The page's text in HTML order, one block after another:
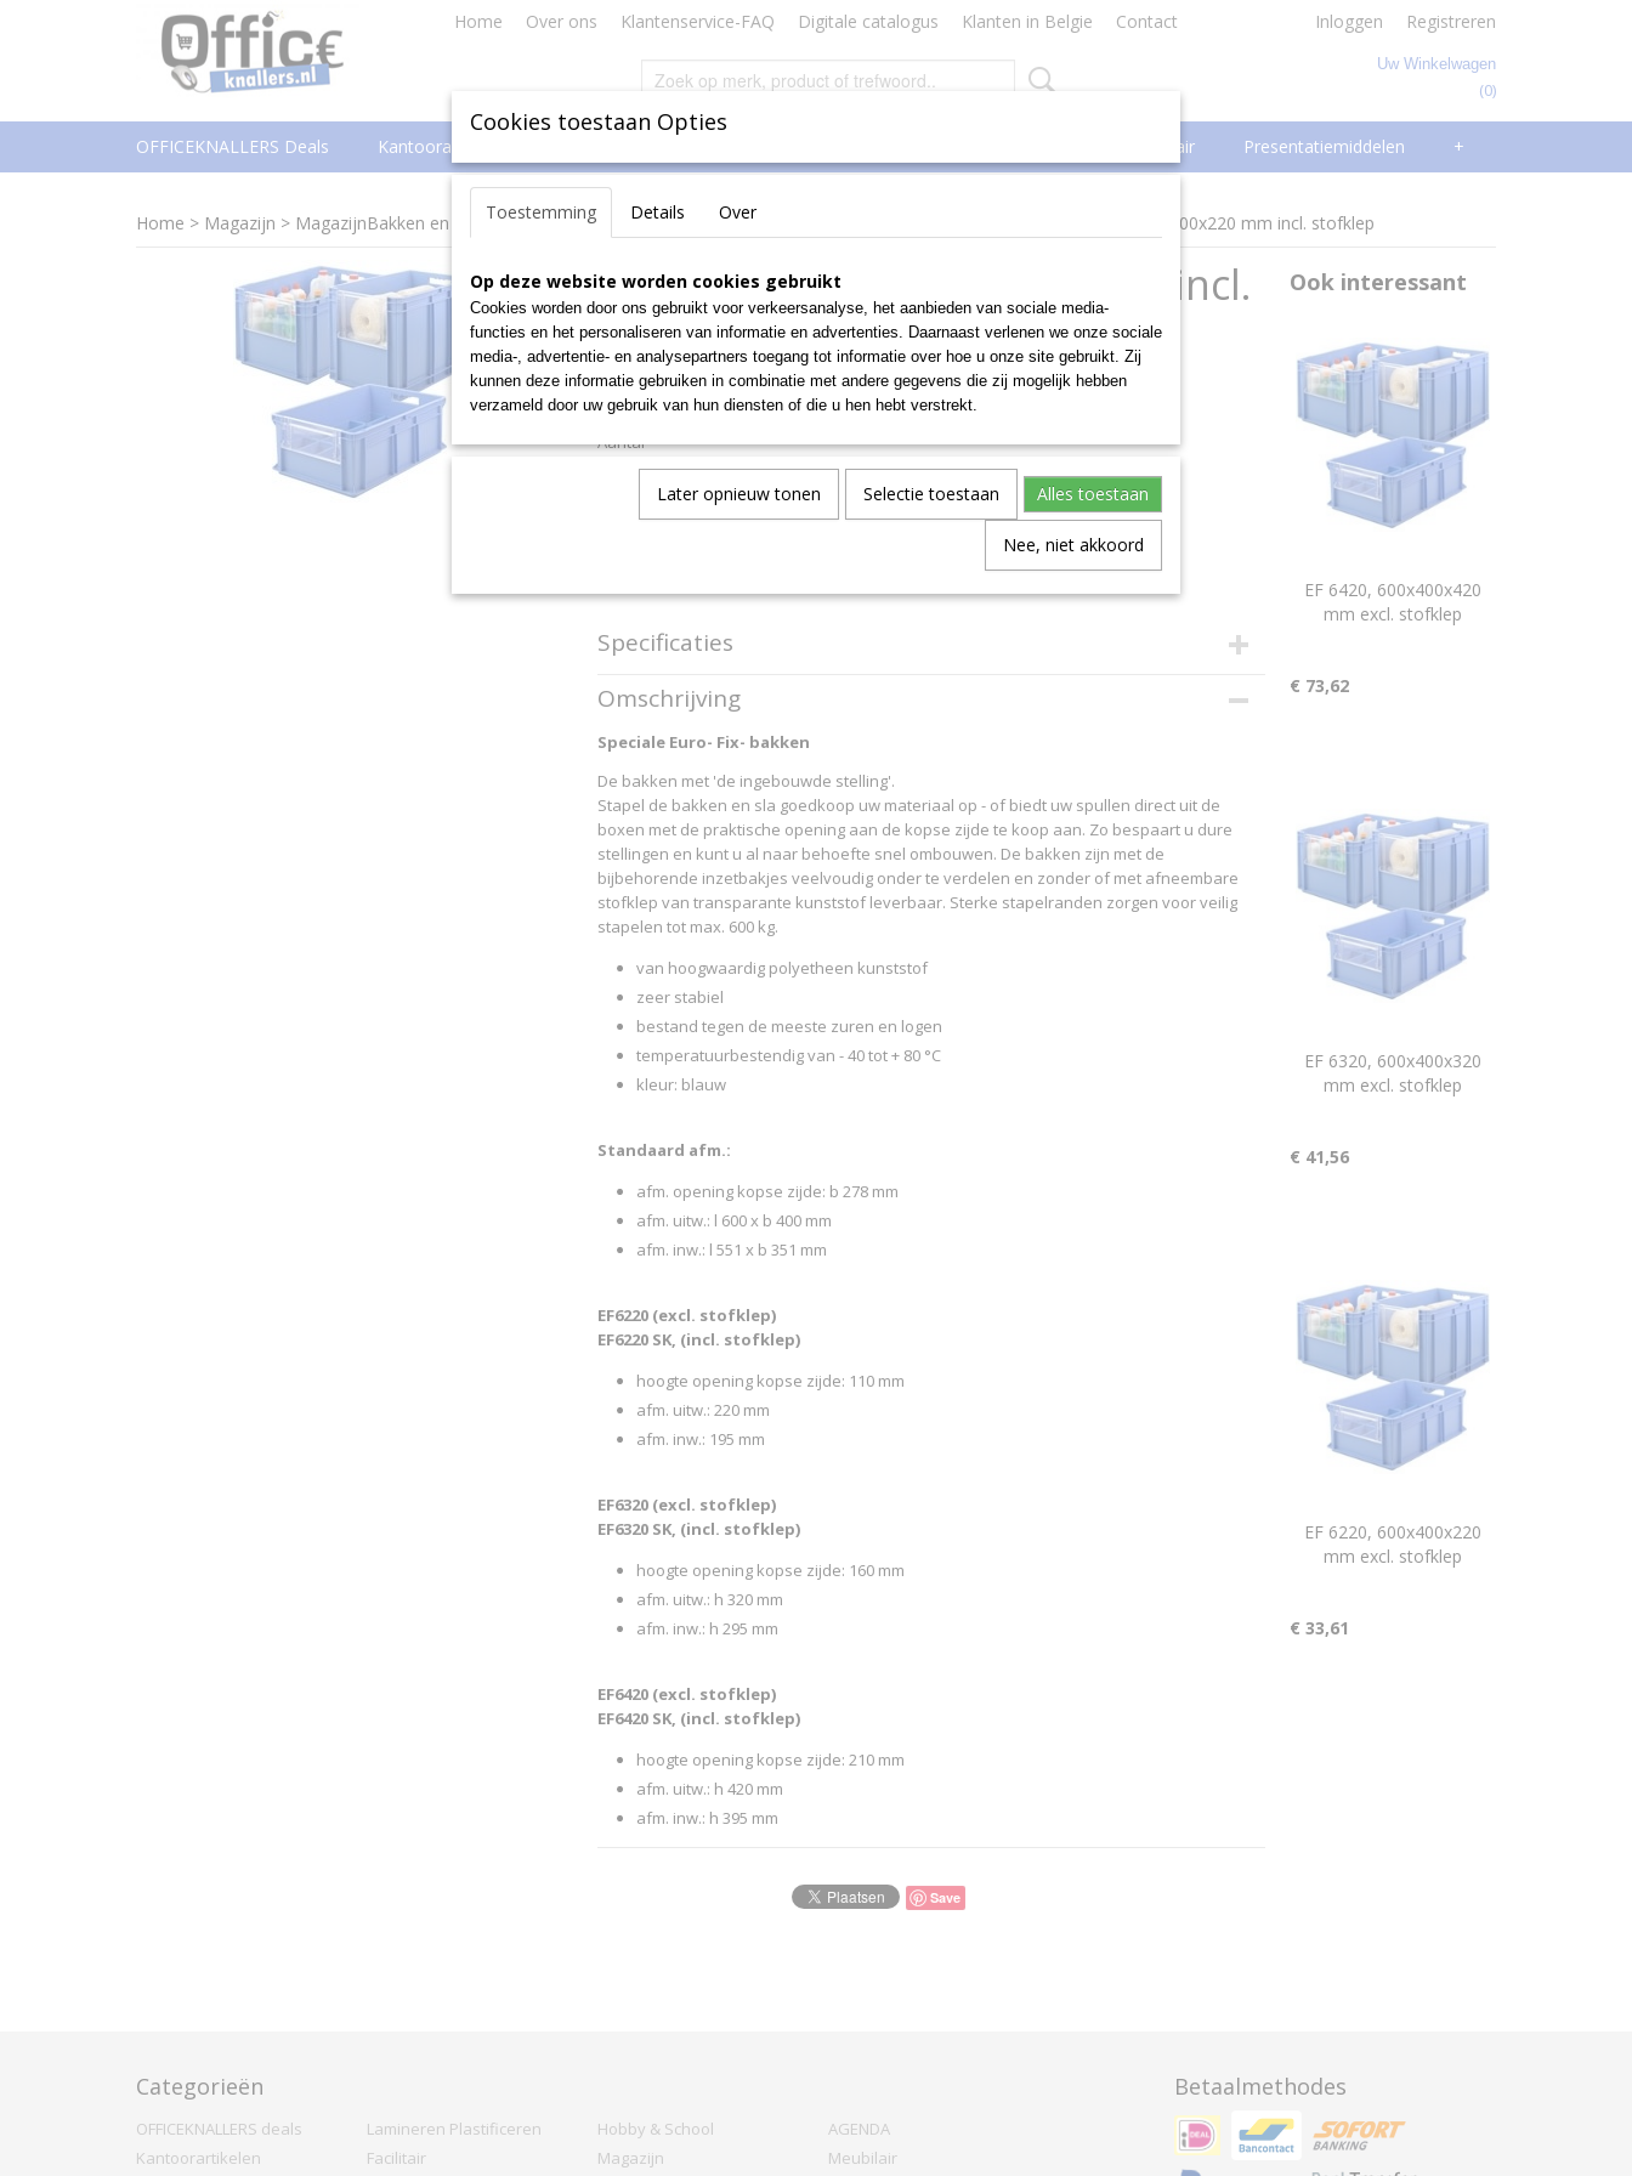
Home Over ons Klantenservice-FAQ Digitale catalogus Klanten in Belgie Contact Inloggen Registreren
Uw Winkelwagen
(0)
OFFICEKNALLERS Deals Kantoorartikelen Facilitair Presentatiemiddelen +
Home > Magazijn > MagazijnBakken en -Boxen>Magazijnbakken>Euro-fix-bakken EF 6220 SK, 600x400x220 mm incl. stofklep
EF 6220 SK, 600x400x220 mm incl.
stofklep
€ 41,56
Aantal
Specificaties
Productcode
Productcode leverancier
Omschrijving
Speciale Euro- Fix- bakken
De bakken met 'de ingebouwde stelling'.
Stapel de bakken en sla goedkoop uw materiaal op - of biedt uw spullen direct uit de
boxen met de praktische opening aan de kopse zijde te koop aan. Zo bespaart u dure
stellingen en kunt u al naar behoefte snel ombouwen. De bakken zijn met de
bijbehorende inzetbakjes veelvoudig onder te verdelen en zonder of met afneembare
stofklep van transparante kunststof leverbaar. Sterke stapelranden zorgen voor veilig
stapelen tot max. 600 kg.
van hoogwaardig polyetheen kunststof
zeer stabiel
bestand tegen de meeste zuren en logen
temperatuurbestendig van - 40 tot + 80 °C
kleur: blauw
Standaard afm.:
afm. opening kopse zijde: b 278 mm
afm. uitw.: l 600 x b 400 mm
afm. inw.: l 551 x b 351 mm
EF6220 (excl. stofklep)
EF6220 SK, (incl. stofklep)
hoogte opening kopse zijde: 110 mm
afm. uitw.: 220 mm
afm. inw.: 195 mm
EF6320 (excl. stofklep)
EF6320 SK, (incl. stofklep)
hoogte opening kopse zijde: 160 mm
afm. uitw.: h 320 mm
afm. inw.: h 295 mm
EF6420 (excl. stofklep)
EF6420 SK, (incl. stofklep)
hoogte opening kopse zijde: 210 mm
afm. uitw.: h 420 mm
afm. inw.: h 395 mm
Save
Ook interessant
EF 6420, 600x400x420
mm excl. stofklep
€ 73,62
EF 6320, 600x400x320
mm excl. stofklep
€ 41,56
EF 6220, 600x400x220
mm excl. stofklep
€ 33,61
Categorieën
OFFICEKNALLERS deals
Kantoorartikelen
Lamineren Plastificeren
Facilitair
Hobby & School
Magazijn
AGENDA
Meubilair
Betaalmethodes
Cookies toestaan Opties
Toestemming Details Over
Op deze website worden cookies gebruikt
Cookies worden door ons gebruikt voor verkeersanalyse, het aanbieden van sociale media-
functies en het personaliseren van informatie en advertenties. Daarnaast verlenen we onze sociale
media-, advertentie- en analysepartners toegang tot informatie over hoe u onze site gebruikt. Zij
kunnen deze informatie gebruiken in combinatie met andere gegevens die zij mogelijk hebben
verzameld door uw gebruik van hun diensten of die u hen hebt verstrekt.
Later opnieuw tonen Selectie toestaan Alles toestaan
Nee, niet akkoord